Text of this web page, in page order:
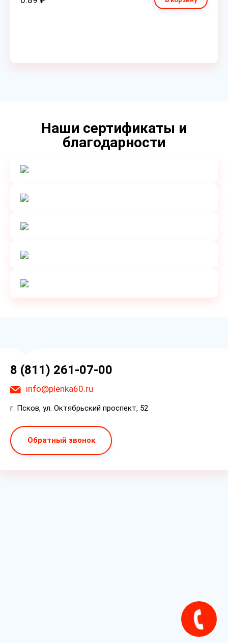
Наши сертификаты и
благодарности
8 (811) 261-07-00
info@plenka60.ru
г. Псков, ул. Октябрьский проспект, 52
Обратный звонок